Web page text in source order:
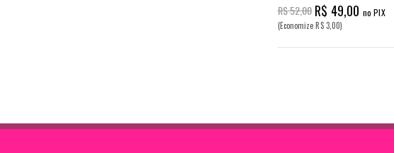
R$ 52,00 R$ 49,00 no PIX
(Economize R$ 3,00)